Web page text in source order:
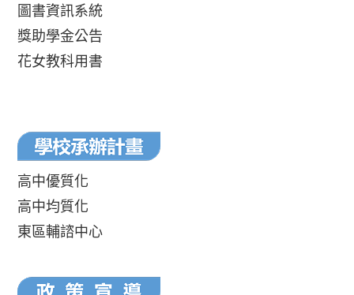
圖書資訊系統
獎助學金公告
花女教科用書
高中優質化
高中均質化
東區輔諮中心